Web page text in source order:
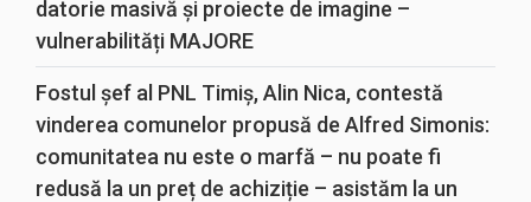
datorie masivă și proiecte de imagine –
vulnerabilități MAJORE
Fostul șef al PNL Timiș, Alin Nica, contestă
vinderea comunelor propusă de Alfred Simonis:
comunitatea nu este o marfă – nu poate fi
redusă la un preț de achiziție – asistăm la un